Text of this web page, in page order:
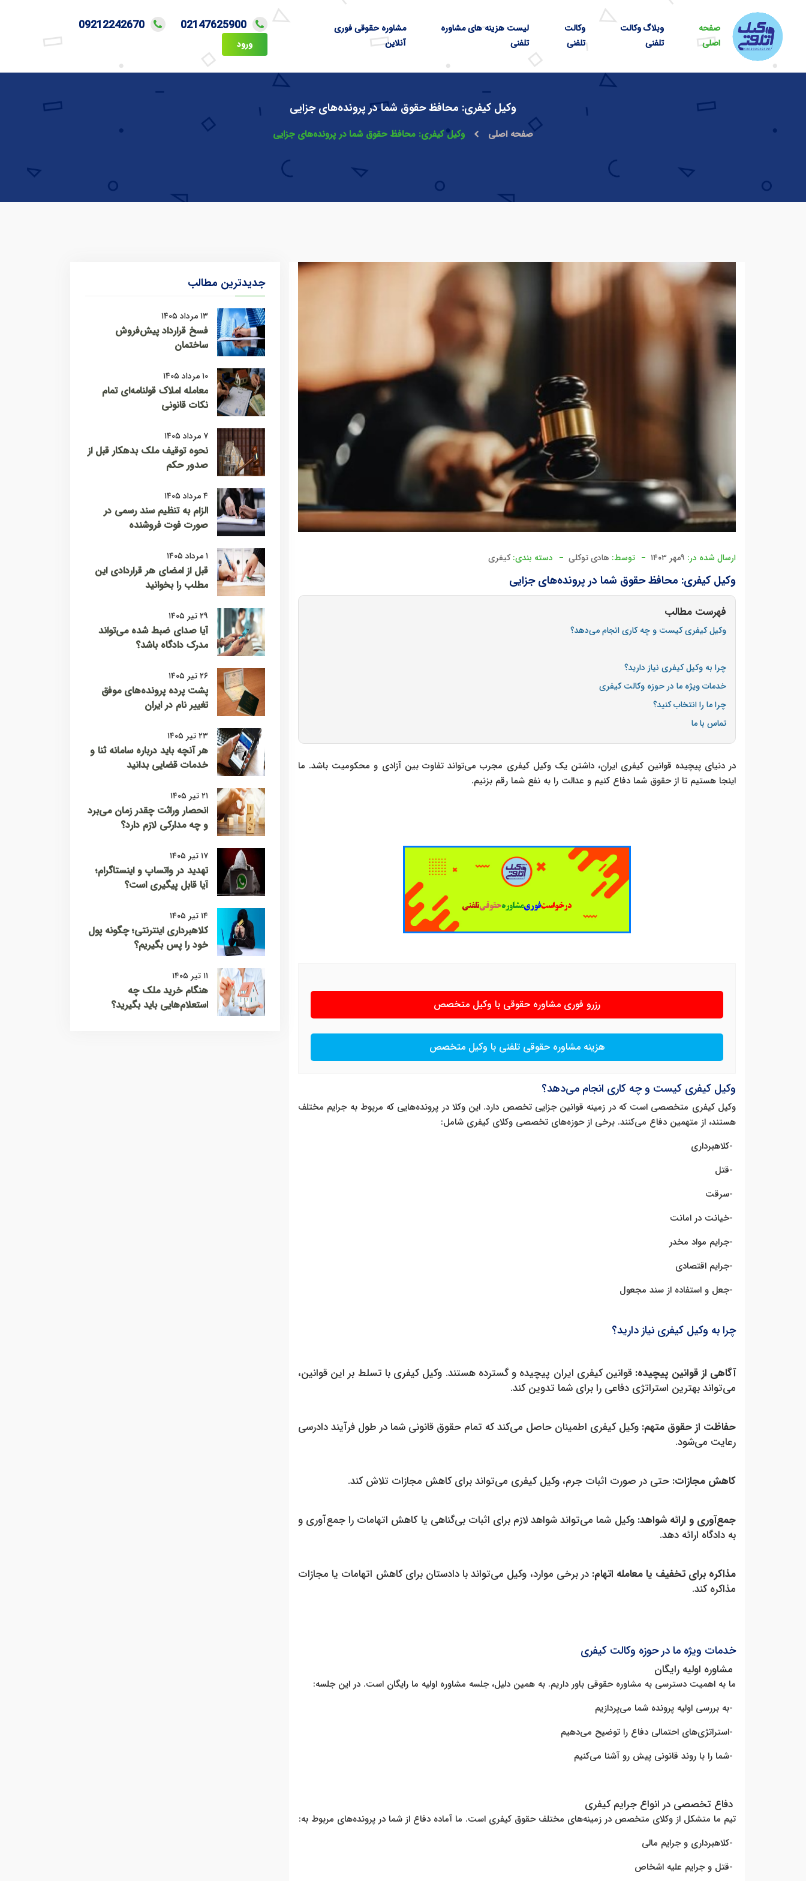
صفحه
اصلی
وبلاگ وکالت
تلفنی
وکالت
تلفنی
لیست هزینه های مشاوره
تلفنی
مشاوره حقوقی فوری
آنلاین
02147625900
09212242670
ورود
وکیل کیفری: محافظ حقوق شما در پرونده‌های جزایی
صفحه اصلی وکیل کیفری: محافظ حقوق شما در پرونده‌های جزایی
ارسال شده در: ۹مهر ۱۴۰۳ توسط: هادی توکلی دسته بندی: کیفری
وکیل کیفری: محافظ حقوق شما در پرونده‌های جزایی
فهرست مطالب
وکیل کیفری کیست و چه کاری انجام می‌دهد؟
چرا به وکیل کیفری نیاز دارید؟
خدمات ویژه ما در حوزه وکالت کیفری
چرا ما را انتخاب کنید؟
تماس با ما
در دنیای پیچیده قوانین کیفری ایران، داشتن یک وکیل کیفری مجرب می‌تواند تفاوت بین آزادی و محکومیت باشد. ما
اینجا هستیم تا از حقوق شما دفاع کنیم و عدالت را به نفع شما رقم بزنیم.
رزرو فوری مشاوره حقوقی با وکیل متخصص
هزینه مشاوره حقوقی تلفنی با وکیل متخصص
وکیل کیفری کیست و چه کاری انجام می‌دهد؟
وکیل کیفری متخصصی است که در زمینه قوانین جزایی تخصص دارد. این وکلا در پرونده‌هایی که مربوط به جرایم مختلف
هستند، از متهمین دفاع می‌کنند. برخی از حوزه‌های تخصصی وکلای کیفری شامل:
-کلاهبرداری
-قتل
-سرقت
-خیانت در امانت
-جرایم مواد مخدر
-جرایم اقتصادی
-جعل و استفاده از سند مجعول
چرا به وکیل کیفری نیاز دارید؟
آگاهی از قوانین پیچیده: قوانین کیفری ایران پیچیده و گسترده هستند. وکیل کیفری با تسلط بر این قوانین،
می‌تواند بهترین استراتژی دفاعی را برای شما تدوین کند.
حفاظت از حقوق متهم: وکیل کیفری اطمینان حاصل می‌کند که تمام حقوق قانونی شما در طول فرآیند دادرسی
رعایت می‌شود.
کاهش مجازات: حتی در صورت اثبات جرم، وکیل کیفری می‌تواند برای کاهش مجازات تلاش کند.
جمع‌آوری و ارائه شواهد:وکیل شما می‌تواند شواهد لازم برای اثبات بی‌گناهی یا کاهش اتهامات را جمع‌آوری و
به دادگاه ارائه دهد.
مذاکره برای تخفیف یا معامله اتهام: در برخی موارد، وکیل می‌تواند با دادستان برای کاهش اتهامات یا مجازات
مذاکره کند.
خدمات ویژه ما در حوزه وکالت کیفری
مشاوره اولیه رایگان
ما به اهمیت دسترسی به مشاوره حقوقی باور داریم. به همین دلیل، جلسه مشاوره اولیه ما رایگان است. در این جلسه:
-به بررسی اولیه پرونده شما می‌پردازیم
-استراتژی‌های احتمالی دفاع را توضیح می‌دهیم
-شما را با روند قانونی پیش رو آشنا می‌کنیم
دفاع تخصصی در انواع جرایم کیفری
تیم ما متشکل از وکلای متخصص در زمینه‌های مختلف حقوق کیفری است. ما آماده دفاع از شما در پرونده‌های مربوط به:
-کلاهبرداری و جرایم مالی
-قتل و جرایم علیه اشخاص
جدیدترین مطالب
۱۳ مرداد ۱۴۰۵
فسخ قرارداد پیش‌فروش
ساختمان
۱۰ مرداد ۱۴۰۵
معامله املاک قولنامه‌ای تمام
نکات قانونی
۷ مرداد ۱۴۰۵
نحوه توقیف ملک بدهکار قبل از
صدور حکم
۴ مرداد ۱۴۰۵
الزام به تنظیم سند رسمی در
صورت فوت فروشنده
۱ مرداد ۱۴۰۵
قبل از امضای هر قراردادی این
مطلب را بخوانید
۲۹ تیر ۱۴۰۵
آیا صدای ضبط شده می‌تواند
مدرک دادگاه باشد؟
۲۶ تیر ۱۴۰۵
پشت پرده پرونده‌های موفق
تغییر نام در ایران
۲۳ تیر ۱۴۰۵
هر آنچه باید درباره سامانه ثنا و
خدمات قضایی بدانید
۲۱ تیر ۱۴۰۵
انحصار وراثت چقدر زمان می‌برد
و چه مدارکی لازم دارد؟
۱۷ تیر ۱۴۰۵
تهدید در واتساپ و اینستاگرام؛
آیا قابل پیگیری است؟
۱۴ تیر ۱۴۰۵
کلاهبرداری اینترنتی؛ چگونه پول
خود را پس بگیریم؟
۱۱ تیر ۱۴۰۵
هنگام خرید ملک چه
استعلام‌هایی باید بگیرید؟